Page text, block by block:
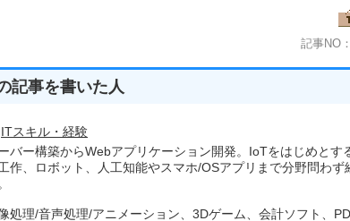
記事NO
記事を書いた人
ITスキル・経験
バー構築からWebアプリケーション開発。IoTをはじめとす
作、ロボット、人工知能やスマホ/OSアプリまで分野問わず
処理/音声処理/アニメーション、3Dゲーム、会計ソフト、